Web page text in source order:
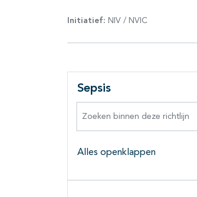
Initiatief: NIV / NVIC
Sepsis
Alles openklappen